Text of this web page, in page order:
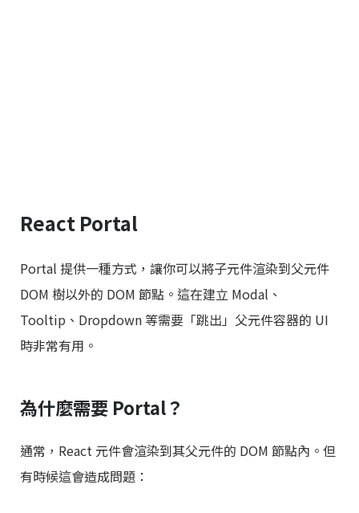
React Portal
Portal 提供一種方式，讓你可以將子元件渲染到父元件
DOM 樹以外的 DOM 節點。這在建立 Modal、
Tooltip、Dropdown 等需要「跳出」父元件容器的 UI
時非常有用。
為什麼需要 Portal？
通常，React 元件會渲染到其父元件的 DOM 節點內。但
有時候這會造成問題：